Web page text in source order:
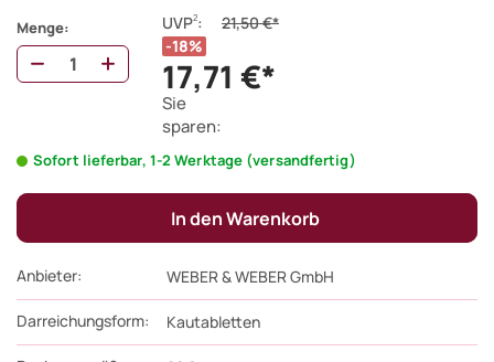
Anbieter: WEBER & WEBER GmbH
Darreichungsform: Kautabletten
Menge: UVP2: 21,50 €*
17,71 €*
Sie
sparen:
18%
Sofort lieferbar, 1-2 Werktage (versandfertig)
In den Warenkorb